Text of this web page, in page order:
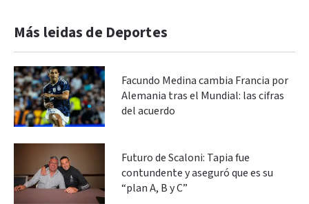
Más leidas de Deportes
Facundo Medina cambia Francia por
Alemania tras el Mundial: las cifras
del acuerdo
Futuro de Scaloni: Tapia fue
contundente y aseguró que es su
“plan A, B y C”